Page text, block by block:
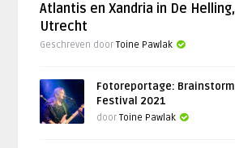
Atlantis en Xandria in De Helling,
Utrecht
Geschreven doorToine Pawlak
Fotoreportage: Brainstorm
Festival 2021
doorToine Pawlak